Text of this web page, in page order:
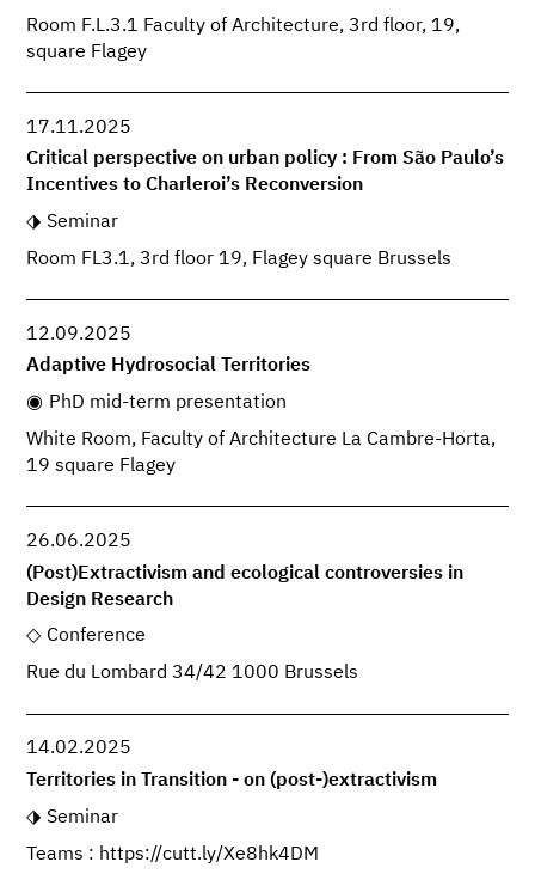
Room F.L.3.1 Faculty of Architecture, 3rd floor, 19,
square Flagey
17.11.2025
Critical perspective on urban policy : From São Paulo’s
Incentives to Charleroi’s Reconversion
Seminar
Room FL3.1, 3rd floor 19, Flagey square Brussels
12.09.2025
Adaptive Hydrosocial Territories
PhD mid-term presentation
White Room, Faculty of Architecture La Cambre-Horta,
19 square Flagey
26.06.2025
(Post)Extractivism and ecological controversies in
Design Research
Conference
Rue du Lombard 34/42 1000 Brussels
14.02.2025
Territories in Transition - on (post-)extractivism
Seminar
Teams : https://cutt.ly/Xe8hk4DM